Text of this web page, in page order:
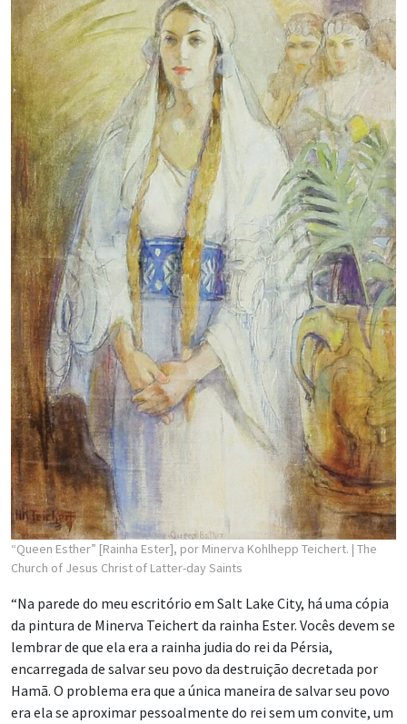
“Queen Esther” [Rainha Ester], por Minerva Kohlhepp Teichert. | The
Church of Jesus Christ of Latter-day Saints
“Na parede do meu escritório em Salt Lake City, há uma cópia
da pintura de Minerva Teichert da rainha Ester. Vocês devem se
lembrar de que ela era a rainha judia do rei da Pérsia,
encarregada de salvar seu povo da destruição decretada por
Hamã. O problema era que a única maneira de salvar seu povo
era ela se aproximar pessoalmente do rei sem um convite, um